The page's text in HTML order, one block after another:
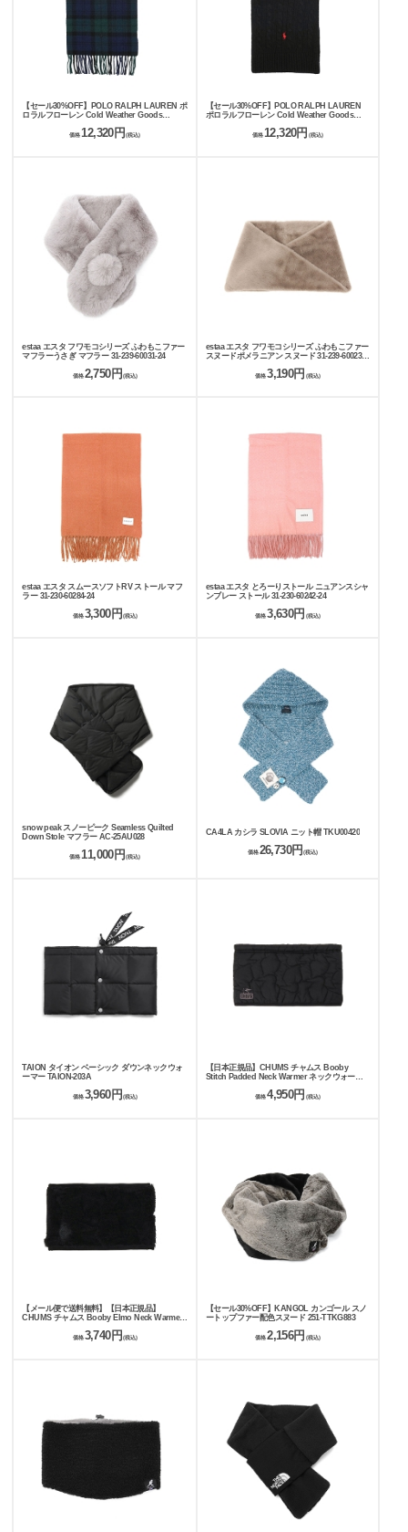
【セール30%OFF】POLO RALPH LAUREN ポ
ロラルフローレン Cold Weather Goods
価格 12,320円 (税込)
【セール30%OFF】POLO RALPH LAUREN
ポロラルフローレン Cold Weather Goods
価格12,320円 (税込)
estaa エスタ フワモコシリーズ ふわもこファー
マフラーうさぎ マフラー 31-239-60031-24
価格 2,750円(税込)
estaa エスタ フワモコシリーズ ふわもこファー
スヌードポメラニアン スヌード 31-239-60023-
価格3,190円 (税込)
estaa エスタ スムースソフトRV ストール マフ
ラー 31-230-60284-24
価格 3,300円 (税込)
estaa エスタ とろーりストール ニュアンスシャ
ンブレー ストール 31-230-60242-24
価格3,630円 (税込)
snow peak スノーピーク Seamless Quilted
Down Stole マフラー AC-25AU028
価格 11,000円(税込)
CA4LA カシラ SLOVIA ニット帽 TKU00420
価格 26,730円 (税込)
TAION タイオン ベーシック ダウンネックウォ
ーマー TAION-203A
価格 3,960円 (税込)
【日本正規品】CHUMS チャムス Booby
Stitch Padded Neck Warmer ネックウォーマ
価格4,950円 (税込)
【メール便で送料無料】【日本正規品】
CHUMS チャムス Booby Elmo Neck Warmer
価格 3,740円(税込)
【セール30%OFF】KANGOL カンゴール スノ
ートップファー配色スヌード 251-TTKG883
価格2,156円 (税込)